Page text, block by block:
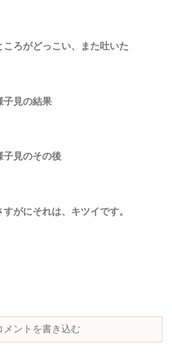
ころがどっこい、また吐いた
子見の結果
子見のその後
すがにそれは、キツイです。
メントを書き込む